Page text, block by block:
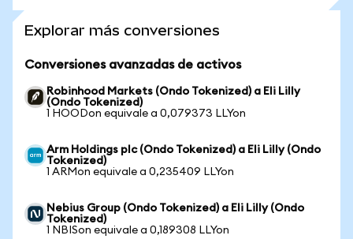
Explorar más conversiones
Conversiones avanzadas de activos
Robinhood Markets (Ondo Tokenized) a Eli Lilly
(Ondo Tokenized)
1 HOODon equivale a 0,079373 LLYon
Arm Holdings plc (Ondo Tokenized) a Eli Lilly (Ondo
Tokenized)
1 ARMon equivale a 0,235409 LLYon
Nebius Group (Ondo Tokenized) a Eli Lilly (Ondo
Tokenized)
1 NBISon equivale a 0,189308 LLYon